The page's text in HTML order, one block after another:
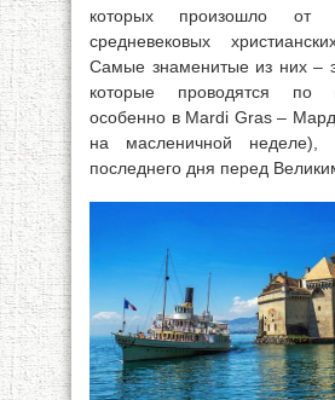
которых произошло от
средневековых
Самые знаменитые из них –
которые проводятся по
особенно в Mardi Gras –
на масленичной
последнего дня перед